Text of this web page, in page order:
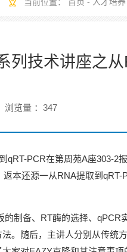
列技术讲座之
浏览量 ： 347
qRT-PCR在第周苑A座303-2
本还源一从RNA提取到qRT-
制备、RT酶的选择、qPCR
。随后，主讲人分别从传统方